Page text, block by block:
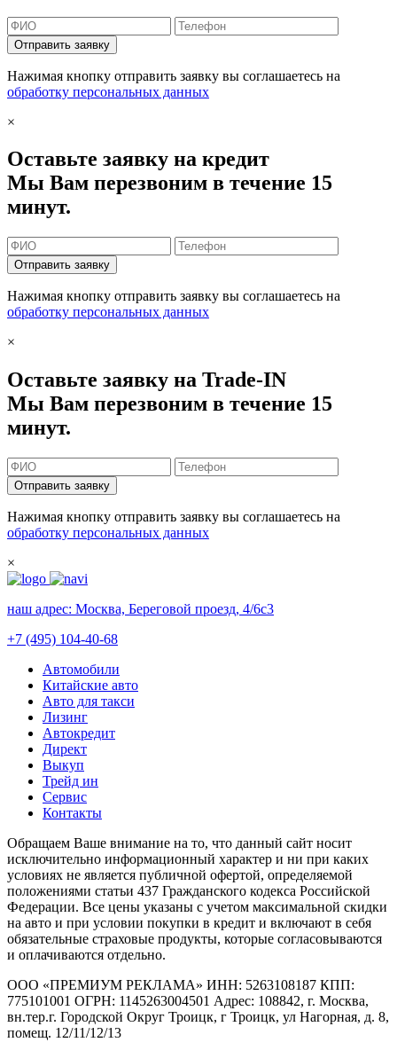
Отправить заявку
Нажимая кнопку отправить заявку вы соглашаетесь на
обработку персональных данных
×
Оставьте заявку на кредит
Мы Вам перезвоним в течение 15
минут.
Отправить заявку
Нажимая кнопку отправить заявку вы соглашаетесь на
обработку персональных данных
×
Оставьте заявку на Trade-IN
Мы Вам перезвоним в течение 15
минут.
Отправить заявку
Нажимая кнопку отправить заявку вы соглашаетесь на
обработку персональных данных
×
наш адрес: Москва, Береговой проезд, 4/6с3
+7 (495) 104-40-68
Автомобили
Китайские авто
Авто для такси
Лизинг
Автокредит
Директ
Выкуп
Трейд ин
Сервис
Контакты
Обращаем Ваше внимание на то, что данный сайт носит
исключительно информационный характер и ни при каких
условиях не является публичной офертой, определяемой
положениями статьи 437 Гражданского кодекса Российской
Федерации. Все цены указаны с учетом максимальной скидки
на авто и при условии покупки в кредит и включают в себя
обязательные страховые продукты, которые согласовываются
и оплачиваются отдельно.
ООО «ПРЕМИУМ РЕКЛАМА» ИНН: 5263108187 КПП:
775101001 ОГРН: 1145263004501 Адрес: 108842, г. Москва,
вн.тер.г. Городской Округ Троицк, г Троицк, ул Нагорная, д. 8,
помещ. 12/11/12/13